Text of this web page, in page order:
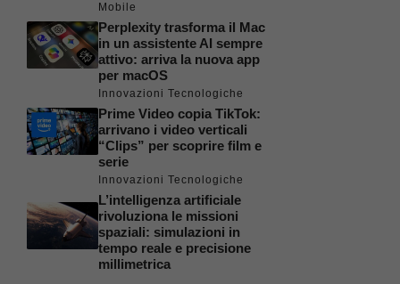
Mobile
Perplexity trasforma il Mac
in un assistente AI sempre
attivo: arriva la nuova app
per macOS
Innovazioni Tecnologiche
Prime Video copia TikTok:
arrivano i video verticali
“Clips” per scoprire film e
serie
Innovazioni Tecnologiche
L’intelligenza artificiale
rivoluziona le missioni
spaziali: simulazioni in
tempo reale e precisione
millimetrica